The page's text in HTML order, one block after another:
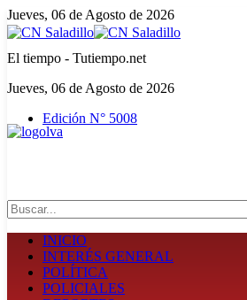
Jueves, 06 de Agosto de 2026
El tiempo - Tutiempo.net
Jueves, 06 de Agosto de 2026
Edición N° 5008
INICIO
INTERÉS GENERAL
POLÍTICA
POLICIALES